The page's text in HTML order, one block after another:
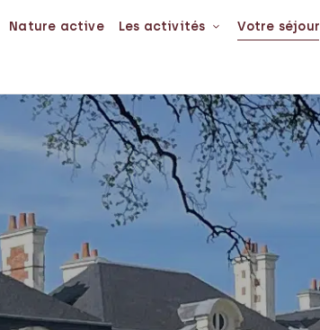
Nature active Les activités Votre séjour